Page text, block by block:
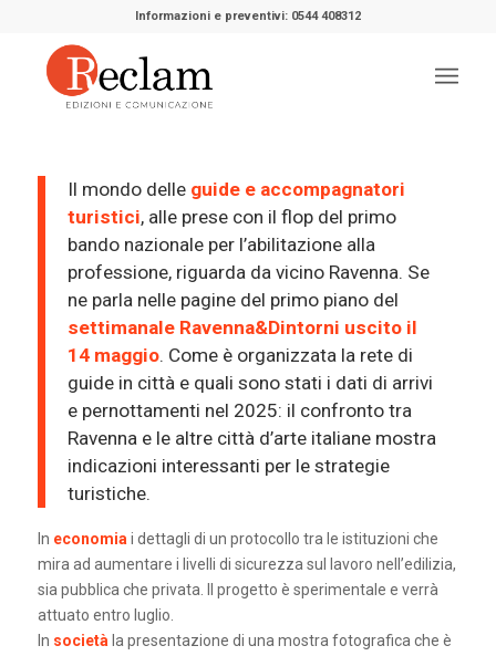
Informazioni e preventivi: 0544 408312
Il mondo delle guide e accompagnatori
turistici, alle prese con il flop del primo
bando nazionale per l’abilitazione alla
professione, riguarda da vicino Ravenna. Se
ne parla nelle pagine del primo piano del
settimanale Ravenna&Dintorni uscito il
14 maggio. Come è organizzata la rete di
guide in città e quali sono stati i dati di arrivi
e pernottamenti nel 2025: il confronto tra
Ravenna e le altre città d’arte italiane mostra
indicazioni interessanti per le strategie
turistiche.
In economiai dettagli di un protocollo tra le istituzioni che
mira ad aumentare i livelli di sicurezza sul lavoro nell’edilizia,
sia pubblica che privata. Il progetto è sperimentale e verrà
attuato entro luglio.
In societàla presentazione di una mostra fotografica che è